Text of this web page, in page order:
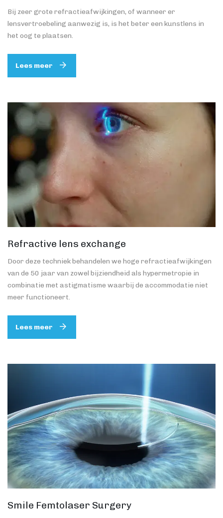
Bij zeer grote refractieafwijkingen, of wanneer er
lensvertroebeling aanwezig is, is het beter een kunstlens in
het oog te plaatsen.
Lees meer
Refractive lens exchange
Door deze techniek behandelen we hoge refractieafwijkingen
van de 50 jaar van zowel bijziendheid als hypermetropie in
combinatie met astigmatisme waarbij de accommodatie niet
meer functioneert.
Lees meer
Smile Femtolaser Surgery